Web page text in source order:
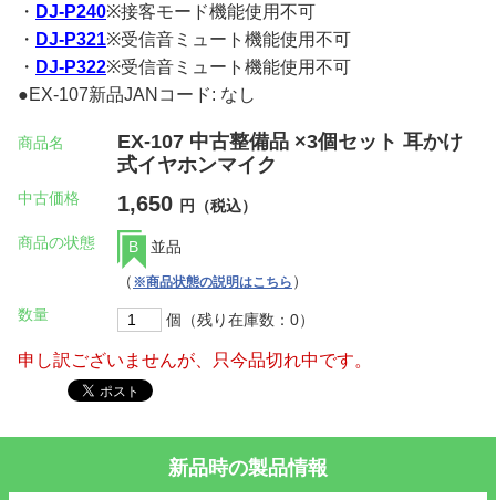
・ DJ-P240※接客モード機能使用不可
・ DJ-P321※受信音ミュート機能使用不可
・ DJ-P322※受信音ミュート機能使用不可
●EX-107新品JANコード: なし
商品名
EX-107 中古整備品 ×3個セット 耳かけ
式イヤホンマイク
中古価格 1,650 円（税込）
商品の状態 B
並品
（ ※商品状態の説明はこちら ）
数量
個（残り在庫数：0）
申し訳ございませんが、只今品切れ中です。
新品時の製品情報